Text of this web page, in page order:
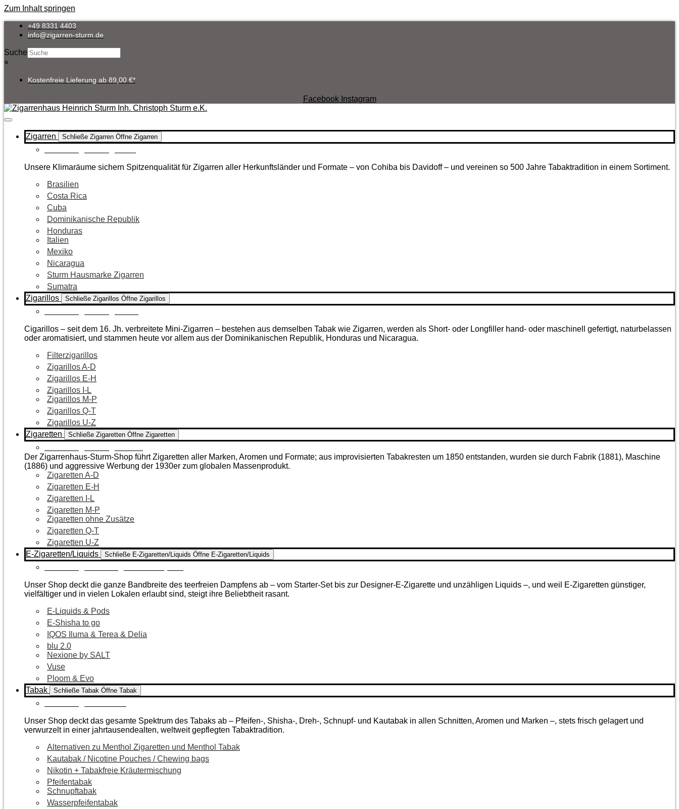
Zum Inhalt springen
+49 8331 4403
info@zigarren-sturm.de
Suche
×
Kostenfreie Lieferung ab 89,00 €*
Facebook Instagram
Zigarren Schließe Zigarren Öffne Zigarren
Unsere Klimaräume sichern Spitzenqualität für Zigarren aller Herkunftsländer und Formate – von Cohiba bis Davidoff – und vereinen so 500 Jahre Tabaktradition in einem Sortiment.
Brasilien
Costa Rica
Cuba
Dominikanische Republik
Honduras
Italien
Mexiko
Nicaragua
Sturm Hausmarke Zigarren
Sumatra
Zigarillos
Schließe Zigarillos Öffne Zigarillos
Cigarillos – seit dem 16. Jh. verbreitete Mini-Zigarren – bestehen aus demselben Tabak wie Zigarren, werden als Short- oder Longfiller hand- oder maschinell gefertigt, naturbelassen
oder aromatisiert, und stammen heute vor allem aus der Dominikanischen Republik, Honduras und Nicaragua.
Filterzigarillos
Zigarillos A-D
Zigarillos E-H
Zigarillos I-L
Zigarillos M-P
Zigarillos Q-T
Zigarillos U-Z
Zigaretten
Schließe Zigaretten Öffne Zigaretten
Der Zigarrenhaus-Sturm-Shop führt Zigaretten aller Marken, Aromen und Formate; aus improvisierten Tabakresten um 1850 entstanden, wurden sie durch Fabrik (1881), Maschine
(1886) und aggressive Werbung der 1930er zum globalen Massenprodukt.
Zigaretten A-D
Zigaretten E-H
Zigaretten I-L
Zigaretten M-P
Zigaretten ohne Zusätze
Zigaretten Q-T
Zigaretten U-Z
E-Zigaretten/Liquids
Schließe E-Zigaretten/Liquids Öffne E-Zigaretten/Liquids
Unser Shop deckt die ganze Bandbreite des teerfreien Dampfens ab – vom Starter-Set bis zur Designer-E-Zigarette und unzähligen Liquids –, und weil E-Zigaretten günstiger,
vielfältiger und in vielen Lokalen erlaubt sind, steigt ihre Beliebtheit rasant.
E-Liquids & Pods
E-Shisha to go
IQOS Iluma & Terea & Delia
blu 2.0
Nexione by SALT
Vuse
Ploom & Evo
Tabak
Schließe Tabak Öffne Tabak
Unser Shop deckt das gesamte Spektrum des Tabaks ab – Pfeifen-, Shisha-, Dreh-, Schnupf- und Kautabak in allen Schnitten, Aromen und Marken –, stets frisch gelagert und
verwurzelt in einer jahrtausendealten, weltweit gepflegten Tabaktradition.
Alternativen zu Menthol Zigaretten und Menthol Tabak
Kautabak / Nicotine Pouches / Chewing bags
Nikotin + Tabakfreie Kräutermischung
Pfeifentabak
Schnupftabak
Wasserpfeifentabak